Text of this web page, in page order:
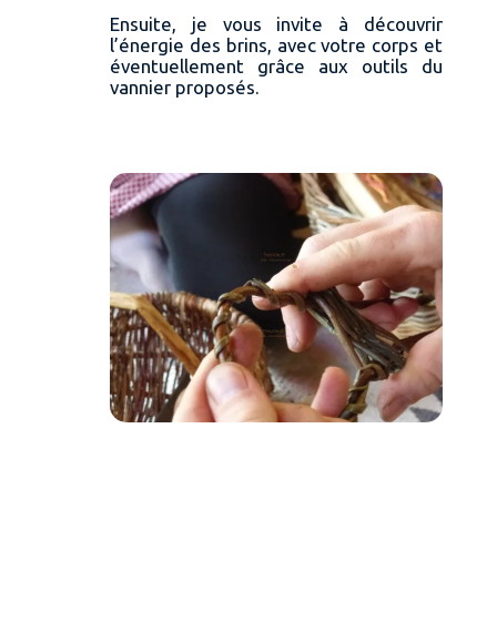
Ensuite, je vous invite à découvrir
l’énergie des brins, avec votre corps et
éventuellement grâce aux outils du
vannier proposés.